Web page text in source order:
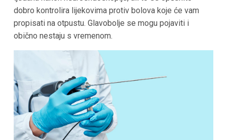
dobro kontrolira lijekovima protiv bolova koje će vam
propisati na otpustu. Glavobolje se mogu pojaviti i
obično nestaju s vremenom.